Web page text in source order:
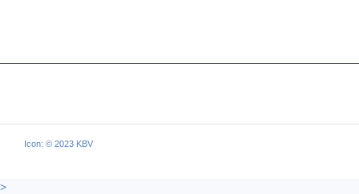
Icon: © 2023 KBV
>